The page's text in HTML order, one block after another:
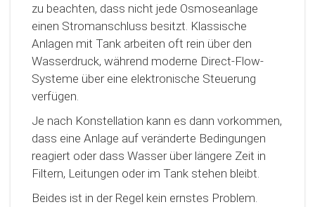
zu beachten, dass nicht jede Osmoseanlage
einen Stromanschluss besitzt. Klassische
Anlagen mit Tank arbeiten oft rein über den
Wasserdruck, während moderne Direct-Flow-
Systeme über eine elektronische Steuerung
verfügen.
Je nach Konstellation kann es dann vorkommen,
dass eine Anlage auf veränderte Bedingungen
reagiert oder dass Wasser über längere Zeit in
Filtern, Leitungen oder im Tank stehen bleibt.
Beides ist in der Regel kein ernstes Problem.